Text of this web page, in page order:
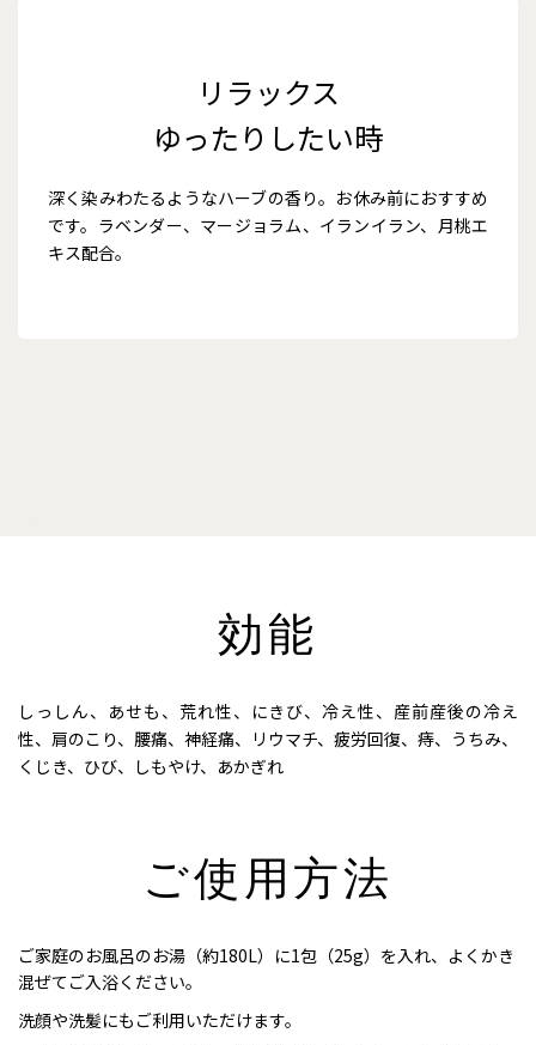
リラックス
ゆったりしたい時
深く染みわたるようなハーブの香り。お休み前におすすめ
です。ラベンダー、マージョラム、イランイラン、月桃エ
キス配合。
効能
しっしん、あせも、荒れ性、にきび、冷え性、産前産後の冷え
性、肩のこり、腰痛、神経痛、リウマチ、疲労回復、痔、うちみ、
くじき、ひび、しもやけ、あかぎれ
ご使用方法
ご家庭のお風呂のお湯（約180L）に1包（25g）を入れ、よくかき
混ぜてご入浴ください。
洗顔や洗髪にもご利用いただけます。